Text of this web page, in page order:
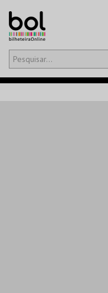
Olá,iniciar sessão